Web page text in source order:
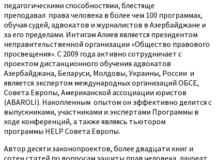
педагогическими способностями, блестяще
преподавал права человека в более чем 100 программах,
обучая судей, адвокатов и журналистов в Азербайджане и
за его пределами. Интигам Алиев является президентом
неправительственной организации «Общество правового
просвещения». С 2009 года активно сотрудничает с
проектом дистанционного обучения адвокатов
Азербайджана, Беларуси, Молдовы, Украины, России и
является экспертом международных организаций ОБСЕ,
Совета Европы, Американской ассоциации юристов
(ABAROLI). Накопленным опытом он эффективно делится с
выпускниками, участниками и экспертами Программы в
ходе конференций, а также являясь тьютором
программы HELP Совета Европы.
Автор десяти законопроектов, более двадцати книг и